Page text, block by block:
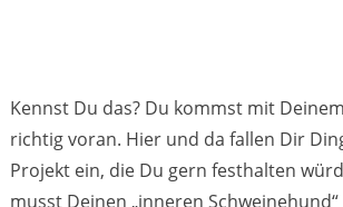
Kennst Du das? Du kommst mit
richtig voran. Hier und da fallen Dir
Projekt ein, die Du gern festhalten
musst Deinen „inneren